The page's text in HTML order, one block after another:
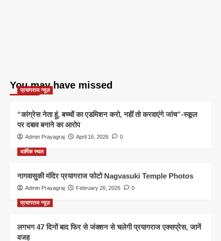
You may have missed
प्रयागराज न्यूज़
“कांग्रेस नेता हूं, बच्चों का एडमिशन करो, नहीं तो करवाएंगे जांच”-स्कूल
पर दबाव बनाने का आरोप
Admin Prayagraj April 16, 2026 0
धार्मिक स्थल
नागवासुकी मंदिर प्रयागराज फोटो Nagvasuki Temple Photos
Admin Prayagraj February 26, 2026 0
प्रयागराज न्यूज़
लगभग 47 दिनों बाद फिर से जंक्शन से चलेगी प्रयागराज एक्सप्रेस, जानें
वजह